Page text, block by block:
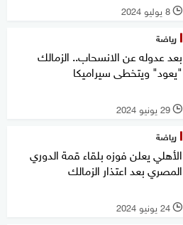
l 8 يوليو 2024
رياضة
بعد عدوله عن الانسحاب.. الزمالك
"يعود" ويتخطى سيراميكا
l 29 يونيو 2024
رياضة
الأهلي يعلن فوزه بلقاء قمة الدوري
المصري بعد اعتذار الزمالك
l 24 يونيو 2024